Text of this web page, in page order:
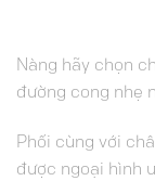
Nàng hãy chọn
đường cong nhẹ
Phối cùng với
được ngoại hình